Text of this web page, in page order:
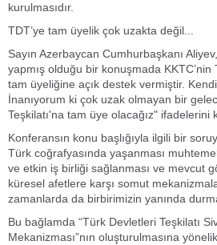
kurulmasıdır.
TDT’ye tam üyelik çok uzakta değil...
Sayın Azerbaycan Cumhurbaşkanı
yapmış olduğu bir konuşmada KKTC’nin
tam üyeliğine açık destek vermiştir.
İnanıyorum ki çok uzak olmayan bir
Teşkilatı'na tam üye olacağız" ifadelerini
Konferansın konu başlığıyla ilgili bir
Türk coğrafyasında yaşanması
ve etkin iş birliği sağlanması ve mevcut
küresel afetlere karşı somut
zamanlarda da birbirimizin yanında
Bu bağlamda “Türk Devletleri Teşkilatı
Mekanizması”nın oluşturulmasına